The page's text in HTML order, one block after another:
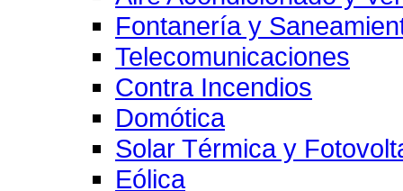
Fontanería y
Telecomunicaciones
Contra Incendios
Domótica
Solar Térmica y
Eólica